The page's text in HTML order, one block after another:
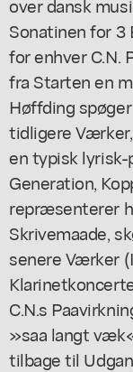
Sonatinen for 3
for enhver C.N.
fra Starten en
Høffding
tidligere
en typisk
Generation,
repræsenterer
Skrivemaade,
senere Værker
C.N.s
»saa langt
tilbage til